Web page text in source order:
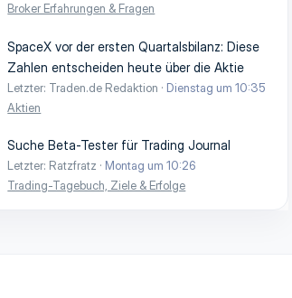
Broker Erfahrungen & Fragen
SpaceX vor der ersten Quartalsbilanz: Diese
Zahlen entscheiden heute über die Aktie
Letzter: Traden.de Redaktion
Dienstag um 10:35
Aktien
Suche Beta-Tester für Trading Journal
Letzter: Ratzfratz
Montag um 10:26
Trading-Tagebuch, Ziele & Erfolge